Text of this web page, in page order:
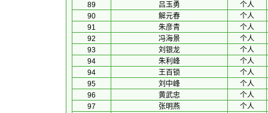
89
吕玉勇
个人
90
解元春
个人
91
朱彦青
个人
92
冯海景
个人
93
刘银龙
个人
94
朱利峰
个人
94
王百锁
个人
95
刘中峰
个人
96
黄武忠
个人
97
张明燕
个人